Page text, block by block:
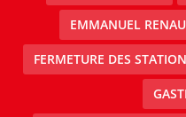
EMMANUEL
FERMETURE DES